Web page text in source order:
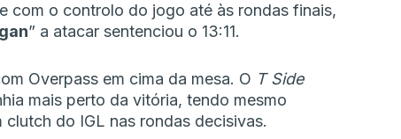
com o controlo do jogo até às rondas finais,
” a atacar sentenciou o 13:11.
Overpass em cima da mesa. O T Side
mais perto da vitória, tendo mesmo
do IGL nas rondas decisivas.